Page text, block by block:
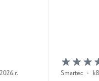
г. Smartec •